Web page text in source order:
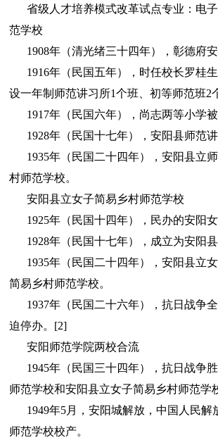
省级人才培养模式改革试点专业：电
范学校
1908年（清光绪三十四年），彰德府
1916年（民国五年），时任校长罗桂
设一年制师范讲习所1个班、初等师范班2
1917年（民国六年），尚志两等小学
1928年（民国十七年），安阳县师范
1935年（民国二十四年），安阳县立
村师范学校。
安阳县立女子简易乡村师范学校
1925年（民国十四年），民办的安阳
1928年（民国十七年），成立为安阳
1935年（民国二十四年），安阳县立
简易乡村师范学校。
1937年（民国二十六年），抗日战争
迫停办。[2]
安阳师范学院两校合流
1945年（民国三十四年），抗日战争
师范学校和安阳县立女子简易乡村师范学
1949年5月，安阳城解放，中国人民
师范学校校产。